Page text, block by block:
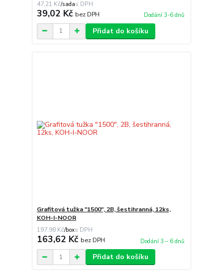
47,21 Kč/sada
39,02 Kč bez DPH Dodání 3-6 dnů
Přidat do košíku
Grafitová tužka "1500", 2B, šestihranná, 12ks,
KOH-I-NOOR
197,98 Kč/box
163,62 Kč bez DPH Dodání 3 – 6 dnů
Přidat do košíku